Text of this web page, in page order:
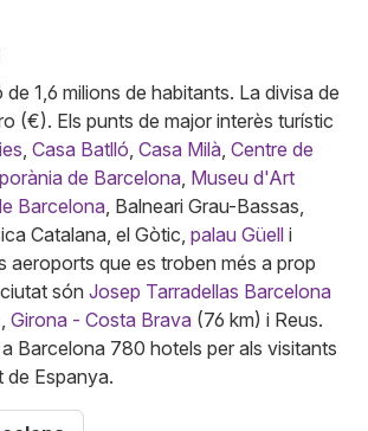
1,6 milions de habitants. La divisa de
(€). Els punts de major interès turístic
Casa Batlló Casa Milà Centre de
de Barcelona Museu d'Art
Barcelona , Balneari Grau-Bassas,
Catalana, el Gòtic, palau Güell i
aeroports que es troben més a prop
són Josep Tarradellas Barcelona
Girona - Costa Brava (76 km) i Reus.
Barcelona 780 hotels per als visitants
Espanya.